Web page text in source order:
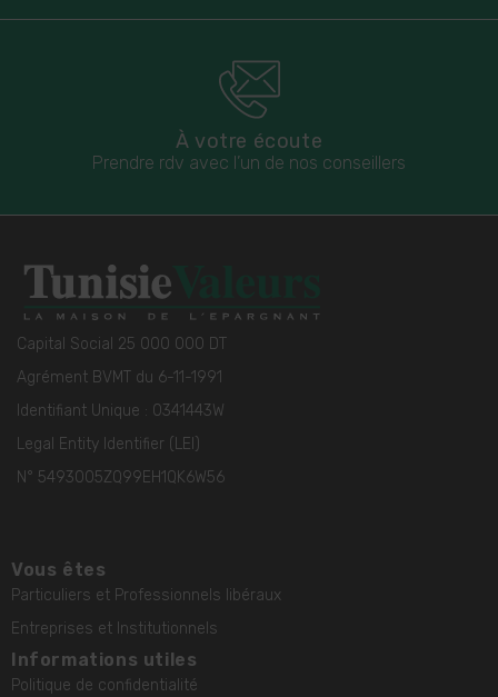
À votre écoute
Prendre rdv avec l’un de nos conseillers
Capital Social 25 000 000 DT
Agrément BVMT du 6-11-1991
Identifiant Unique : 0341443W
Legal Entity Identifier (LEI)
N° 5493005ZQ99EH1QK6W56
Vous êtes
Particuliers et Professionnels libéraux
Entreprises et Institutionnels
Informations utiles
Politique de confidentialité